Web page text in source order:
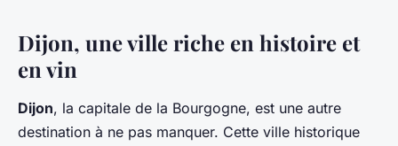
Dijon, une ville riche en histoire et
en vin
Dijon, la capitale de la Bourgogne, est une autre
destination à ne pas manquer. Cette ville historique